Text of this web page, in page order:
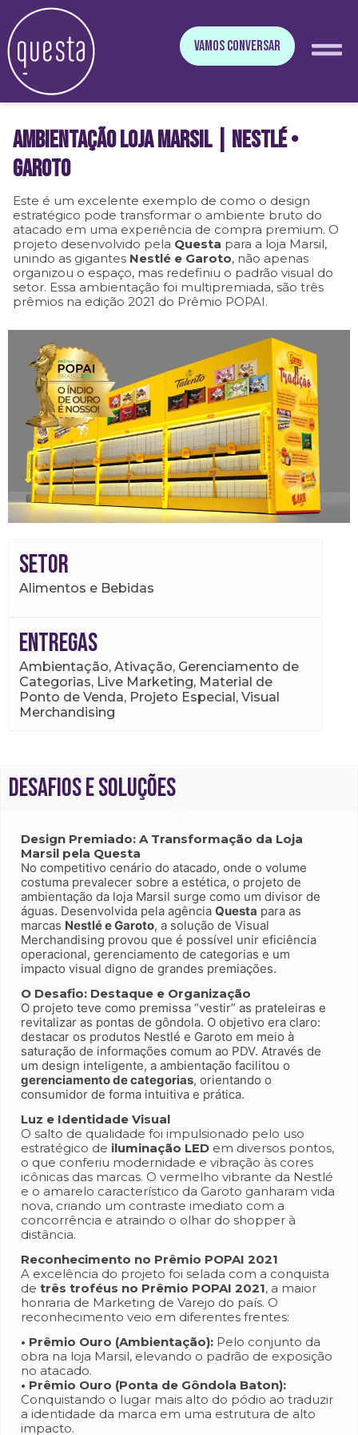
VAMOS CONVERSAR
Ambientação loja Marsil | NESTLÉ •
GAROTO
Este é um excelente exemplo de como o design
estratégico pode transformar o ambiente bruto do
atacado em uma experiência de compra premium. O
projeto desenvolvido pela Questa para a loja Marsil,
unindo as gigantes Nestlé e Garoto, não apenas
organizou o espaço, mas redefiniu o padrão visual do
setor. Essa ambientação foi multipremiada, são três
prêmios na edição 2021 do Prêmio POPAI.
Setor
Alimentos e Bebidas
Entregas
Ambientação, Ativação, Gerenciamento de
Categorias, Live Marketing, Material de
Ponto de Venda, Projeto Especial, Visual
Merchandising
Desafios e Soluções
Design Premiado: A Transformação da Loja
Marsil pela Questa
No competitivo cenário do atacado, onde o volume
costuma prevalecer sobre a estética, o projeto de
ambientação da loja Marsil surge como um divisor de
águas. Desenvolvida pela agência Questa para as
marcas Nestlé e Garoto, a solução de Visual
Merchandising provou que é possível unir eficiência
operacional, gerenciamento de categorias e um
impacto visual digno de grandes premiações.
O Desafio: Destaque e Organização
O projeto teve como premissa “vestir” as prateleiras e
revitalizar as pontas de gôndola. O objetivo era claro:
destacar os produtos Nestlé e Garoto em meio à
saturação de informações comum ao PDV. Através de
um design inteligente, a ambientação facilitou o
gerenciamento de categorias, orientando o
consumidor de forma intuitiva e prática.
Luz e Identidade Visual
O salto de qualidade foi impulsionado pelo uso
estratégico de iluminação LED em diversos pontos,
o que conferiu modernidade e vibração às cores
icônicas das marcas. O vermelho vibrante da Nestlé
e o amarelo característico da Garoto ganharam vida
nova, criando um contraste imediato com a
concorrência e atraindo o olhar do shopper à
distância.
Reconhecimento no Prêmio POPAI 2021
A excelência do projeto foi selada com a conquista
de três troféus no Prêmio POPAI 2021, a maior
honraria de Marketing de Varejo do país. O
reconhecimento veio em diferentes frentes:
• Prêmio Ouro (Ambientação): Pelo conjunto da
obra na loja Marsil, elevando o padrão de exposição
no atacado.
• Prêmio Ouro (Ponta de Gôndola Baton):
Conquistando o lugar mais alto do pódio ao traduzir
a identidade da marca em uma estrutura de alto
impacto.